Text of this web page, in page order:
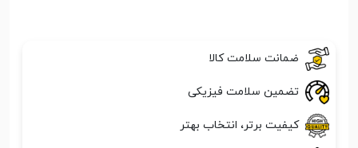
ضمانت سلامت کالا
تضمین سلامت فیزیکی
کیفیت برتر، انتخاب بهتر